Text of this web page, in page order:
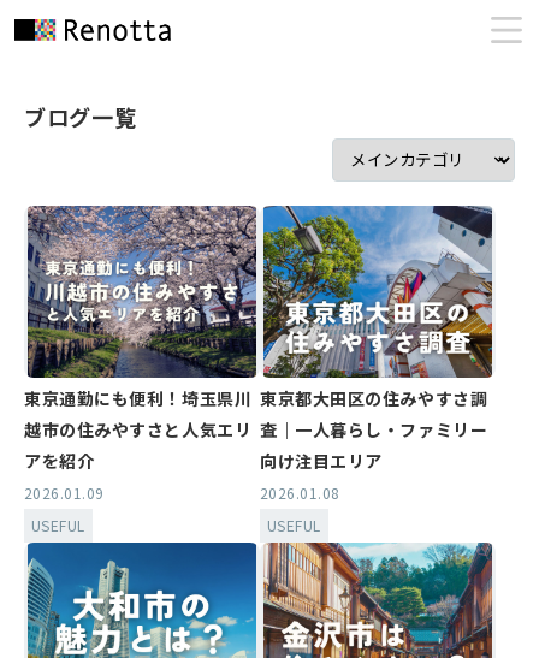
ブログ一覧
東京通勤にも便利！埼玉県川
越市の住みやすさと人気エリ
アを紹介
2026.01.09
USEFUL
東京都大田区の住みやすさ調
査｜一人暮らし・ファミリー
向け注目エリア
2026.01.08
USEFUL